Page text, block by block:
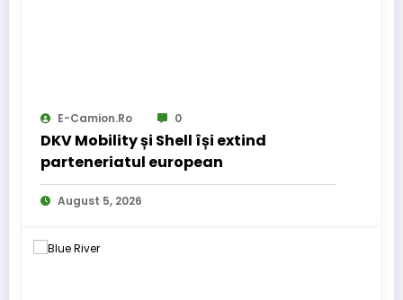
E-Camion.ro 0
DKV Mobility și Shell își extind
parteneriatul european
August 5, 2026